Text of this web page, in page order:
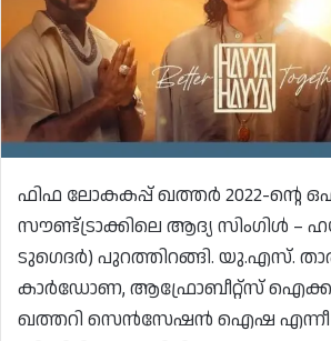
ഫിഫ ലോകകപ്പ് ഖത്തർ 2022-ന്റെ
സൗണ്ട്ട്രാക്കിലെ ആദ്യ സിംഗിൾ –
ടുഗെദർ) പുറത്തിറങ്ങി. യു.എസ്.
കാർഡോണ, ആഫ്രോബീറ്റ്‌സ്
ഖത്തറി സെൻസേഷൻ ഐഷ എന്നീ